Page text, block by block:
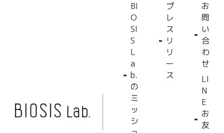
BI
O
SI
S
L
a
b.
の
ミ
ッ
シ
プ
レ
ス
リ
リ
ー
ス
お
問
い
合
わ
せ
LI
N
E
お
友